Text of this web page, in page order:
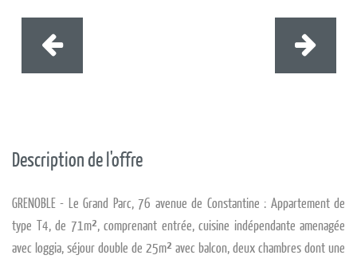
Description de l'offre
GRENOBLE - Le Grand Parc, 76 avenue de Constantine : Appartement de
type T4, de 71m², comprenant entrée, cuisine indépendante amenagée
avec loggia, séjour double de 25m² avec balcon, deux chambres dont une